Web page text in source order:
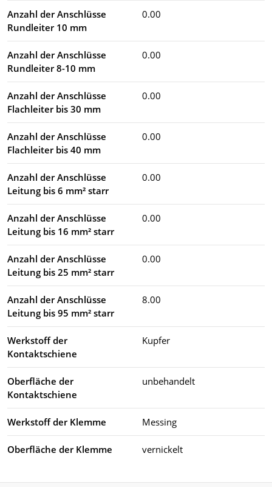
Anzahl der Anschlüsse
Rundleiter 10 mm
0.00
Anzahl der Anschlüsse
Rundleiter 8-10 mm
0.00
Anzahl der Anschlüsse
Flachleiter bis 30 mm
0.00
Anzahl der Anschlüsse
Flachleiter bis 40 mm
0.00
Anzahl der Anschlüsse
Leitung bis 6 mm² starr
0.00
Anzahl der Anschlüsse
Leitung bis 16 mm² starr
0.00
Anzahl der Anschlüsse
Leitung bis 25 mm² starr
0.00
Anzahl der Anschlüsse
Leitung bis 95 mm² starr
8.00
Werkstoff der
Kontaktschiene
Kupfer
Oberfläche der
Kontaktschiene
unbehandelt
Werkstoff der Klemme Messing
Oberfläche der Klemme vernickelt